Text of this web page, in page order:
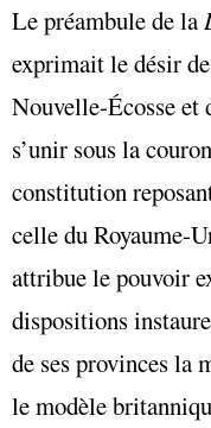
Le préambule de la
exprimait le désir
Nouvelle-Écosse et
s’unir sous la
constitution
celle du Royaume-
attribue le pouvoir
dispositions
de ses provinces la
le modèle